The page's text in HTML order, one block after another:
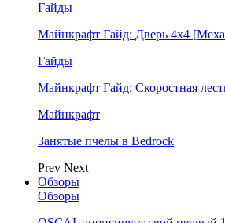
Гайды
Майнкрафт Гайд: Дверь 4х4
Гайды
Майнкрафт Гайд: Скоростная
Майнкрафт
Занятые пчелы в Bedrock
Prev Next
Обзоры
Обзоры